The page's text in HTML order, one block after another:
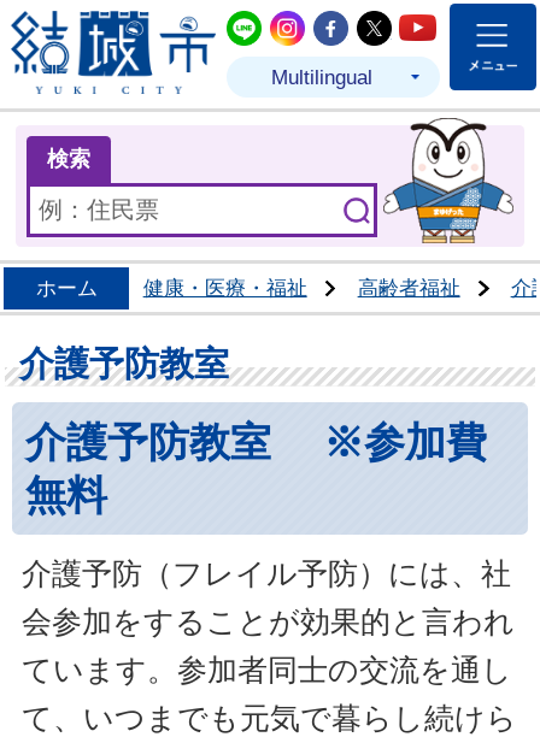
結城市公式LINE
結城市公式Instagram
結城市公式
結城市公式
結城市
Multilingual
検索
ホーム 健康・医療・福祉 高齢者福祉 介
介護予防教室
介護予防教室 ※参加費
無料
介護予防（フレイル予防）には、社
会参加をすることが効果的と言われ
ています。 参加者同士の交流を通し
て、 いつまでも元気で暮らし続けら